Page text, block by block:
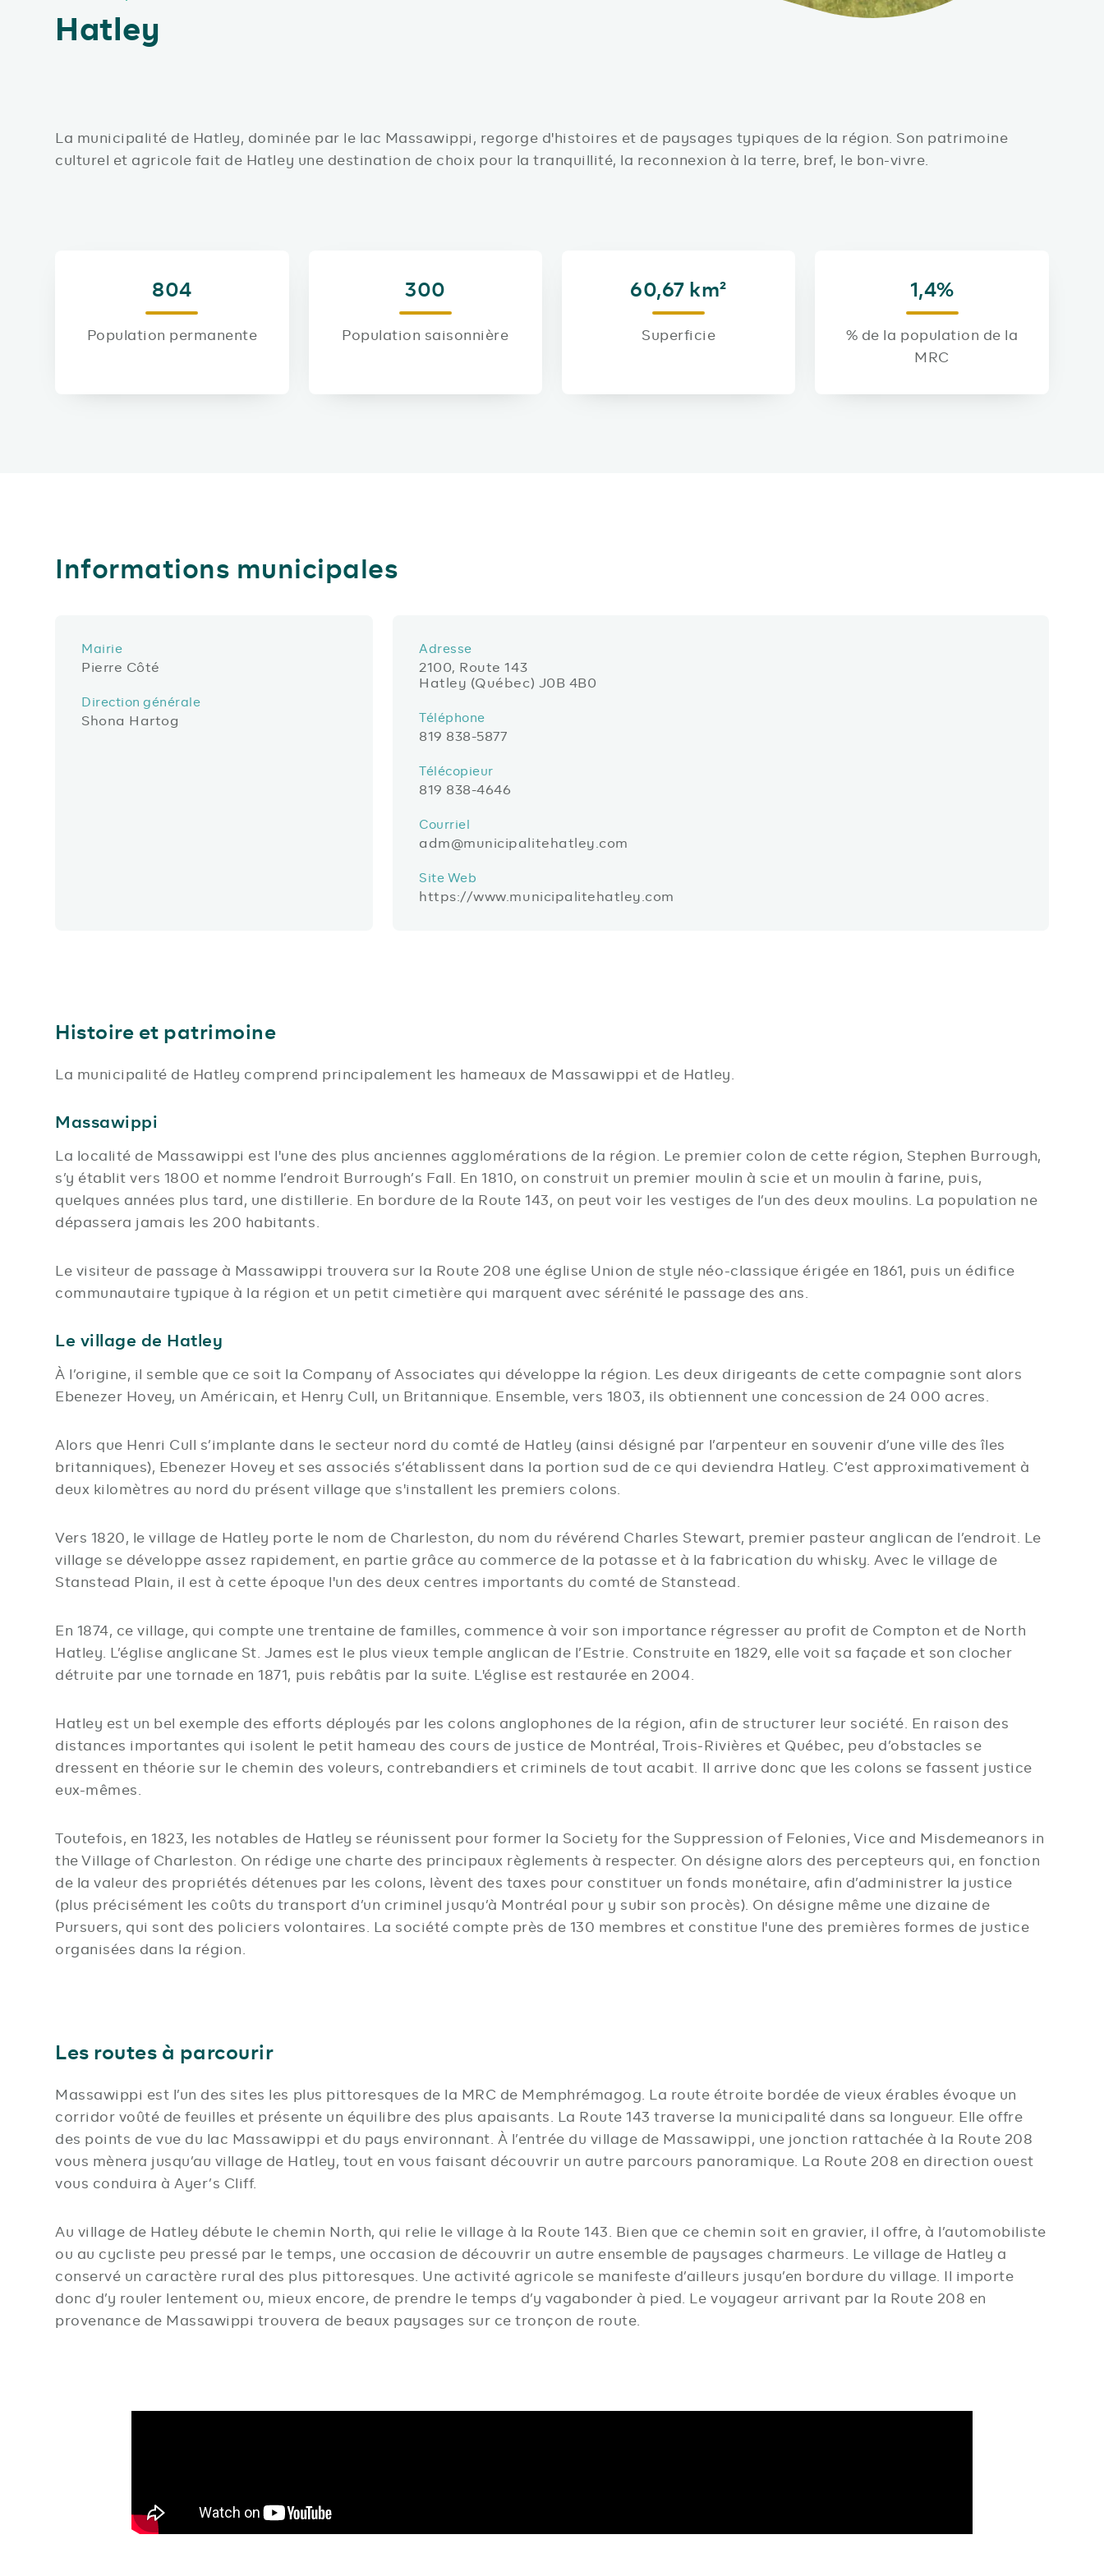
Hatley
La municipalité de Hatley, dominée par le lac Massawippi, regorge d'histoires et de paysages typiques de la région. Son patrimoine
culturel et agricole fait de Hatley une destination de choix pour la tranquillité, la reconnexion à la terre, bref, le bon-vivre.
804
Population permanente
300
Population saisonnière
60,67 km²
Superficie
1,4%
% de la population de la
MRC
Informations municipales
Mairie
Pierre Côté
Direction générale
Shona Hartog
Adresse
2100, Route 143
Hatley (Québec) J0B 4B0
Téléphone
819 838-5877
Télécopieur
819 838-4646
Courriel
adm@municipalitehatley.com
Site Web
https://www.municipalitehatley.com
Histoire et patrimoine
La municipalité de Hatley comprend principalement les hameaux de Massawippi et de Hatley.
Massawippi
La localité de Massawippi est l'une des plus anciennes agglomérations de la région. Le premier colon de cette région, Stephen Burrough,
s’y établit vers 1800 et nomme l’endroit Burrough’s Fall. En 1810, on construit un premier moulin à scie et un moulin à farine, puis,
quelques années plus tard, une distillerie. En bordure de la Route 143, on peut voir les vestiges de l’un des deux moulins. La population ne
dépassera jamais les 200 habitants.
Le visiteur de passage à Massawippi trouvera sur la Route 208 une église Union de style néo-classique érigée en 1861, puis un édifice
communautaire typique à la région et un petit cimetière qui marquent avec sérénité le passage des ans.
Le village de Hatley
À l’origine, il semble que ce soit la Company of Associates qui développe la région. Les deux dirigeants de cette compagnie sont alors
Ebenezer Hovey, un Américain, et Henry Cull, un Britannique. Ensemble, vers 1803, ils obtiennent une concession de 24 000 acres.
Alors que Henri Cull s’implante dans le secteur nord du comté de Hatley (ainsi désigné par l’arpenteur en souvenir d’une ville des îles
britanniques), Ebenezer Hovey et ses associés s’établissent dans la portion sud de ce qui deviendra Hatley. C’est approximativement à
deux kilomètres au nord du présent village que s'installent les premiers colons.
Vers 1820, le village de Hatley porte le nom de Charleston, du nom du révérend Charles Stewart, premier pasteur anglican de l’endroit. Le
village se développe assez rapidement, en partie grâce au commerce de la potasse et à la fabrication du whisky. Avec le village de
Stanstead Plain, il est à cette époque l'un des deux centres importants du comté de Stanstead.
En 1874, ce village, qui compte une trentaine de familles, commence à voir son importance régresser au profit de Compton et de North
Hatley. L’église anglicane St. James est le plus vieux temple anglican de l’Estrie. Construite en 1829, elle voit sa façade et son clocher
détruite par une tornade en 1871, puis rebâtis par la suite. L'église est restaurée en 2004.
Hatley est un bel exemple des efforts déployés par les colons anglophones de la région, afin de structurer leur société. En raison des
distances importantes qui isolent le petit hameau des cours de justice de Montréal, Trois-Rivières et Québec, peu d’obstacles se
dressent en théorie sur le chemin des voleurs, contrebandiers et criminels de tout acabit. Il arrive donc que les colons se fassent justice
eux-mêmes.
Toutefois, en 1823, les notables de Hatley se réunissent pour former la Society for the Suppression of Felonies, Vice and Misdemeanors in
the Village of Charleston. On rédige une charte des principaux règlements à respecter. On désigne alors des percepteurs qui, en fonction
de la valeur des propriétés détenues par les colons, lèvent des taxes pour constituer un fonds monétaire, afin d’administrer la justice
(plus précisément les coûts du transport d’un criminel jusqu’à Montréal pour y subir son procès). On désigne même une dizaine de
Pursuers, qui sont des policiers volontaires. La société compte près de 130 membres et constitue l'une des premières formes de justice
organisées dans la région.
Les routes à parcourir
Massawippi est l’un des sites les plus pittoresques de la MRC de Memphrémagog. La route étroite bordée de vieux érables évoque un
corridor voûté de feuilles et présente un équilibre des plus apaisants. La Route 143 traverse la municipalité dans sa longueur. Elle offre
des points de vue du lac Massawippi et du pays environnant. À l’entrée du village de Massawippi, une jonction rattachée à la Route 208
vous mènera jusqu’au village de Hatley, tout en vous faisant découvrir un autre parcours panoramique. La Route 208 en direction ouest
vous conduira à Ayer’s Cliff.
Au village de Hatley débute le chemin North, qui relie le village à la Route 143. Bien que ce chemin soit en gravier, il offre, à l’automobiliste
ou au cycliste peu pressé par le temps, une occasion de découvrir un autre ensemble de paysages charmeurs. Le village de Hatley a
conservé un caractère rural des plus pittoresques. Une activité agricole se manifeste d’ailleurs jusqu’en bordure du village. Il importe
donc d’y rouler lentement ou, mieux encore, de prendre le temps d’y vagabonder à pied. Le voyageur arrivant par la Route 208 en
provenance de Massawippi trouvera de beaux paysages sur ce tronçon de route.